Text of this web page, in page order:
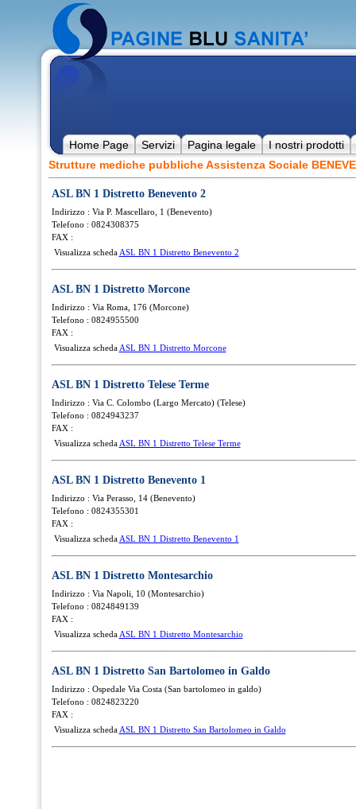
Home Page Servizi Pagina legale
I nostri prodotti
Strutture mediche pubbliche Assistenza Sociale
ASL BN 1 Distretto Benevento 2
Indirizzo : Via P. Mascellaro, 1 (Benevento)
Telefono : 0824308375
FAX :
Visualizza scheda ASL BN 1 Distretto Benevento 2
ASL BN 1 Distretto Morcone
Indirizzo : Via Roma, 176 (Morcone)
Telefono : 0824955500
FAX :
Visualizza scheda ASL BN 1 Distretto Morcone
ASL BN 1 Distretto Telese Terme
Indirizzo : Via C. Colombo (Largo Mercato) (Telese)
Telefono : 0824943237
FAX :
Visualizza scheda ASL BN 1 Distretto Telese Terme
ASL BN 1 Distretto Benevento 1
Indirizzo : Via Perasso, 14 (Benevento)
Telefono : 0824355301
FAX :
Visualizza scheda ASL BN 1 Distretto Benevento 1
ASL BN 1 Distretto Montesarchio
Indirizzo : Via Napoli, 10 (Montesarchio)
Telefono : 0824849139
FAX :
Visualizza scheda ASL BN 1 Distretto Montesarchio
ASL BN 1 Distretto San Bartolomeo in Galdo
Indirizzo : Ospedale Via Costa (San bartolomeo in galdo)
Telefono : 0824823220
FAX :
Visualizza scheda ASL BN 1 Distretto San Bartolomeo in Galdo